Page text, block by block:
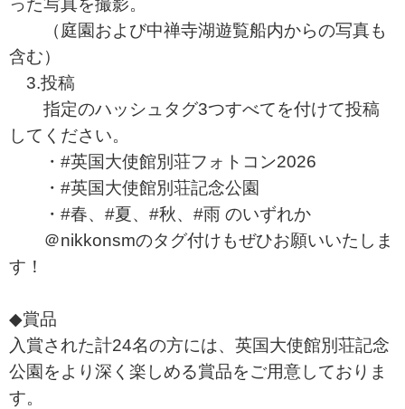
った写真を撮影。
（庭園および中禅寺湖遊覧船内からの写真も
含む）
3.投稿
指定のハッシュタグ3つすべてを付けて投稿
してください。
・#英国大使館別荘フォトコン2026
・#英国大使館別荘記念公園
・#春、#夏、#秋、#雨 のいずれか
＠nikkonsmのタグ付けもぜひお願いいたしま
す！
◆賞品
入賞された計24名の方には、英国大使館別荘記念
公園をより深く楽しめる賞品をご用意しておりま
す。